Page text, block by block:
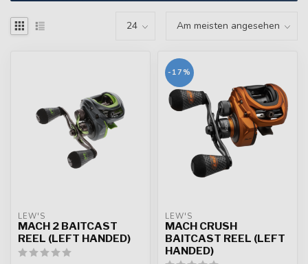
LEW'S
MACH 2 BAITCAST
REEL (LEFT HANDED)
-17%
LEW'S
MACH CRUSH
BAITCAST REEL (LEFT
HANDED)